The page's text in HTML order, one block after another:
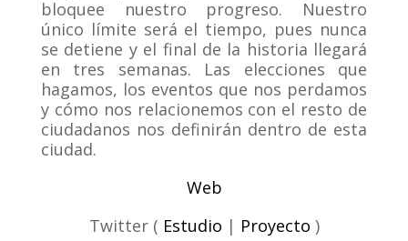
bloquee nuestro progreso. Nuestro
único límite será el tiempo, pues nunca
se detiene y el final de la historia llegará
en tres semanas. Las elecciones que
hagamos, los eventos que nos perdamos
y cómo nos relacionemos con el resto de
ciudadanos nos definirán dentro de esta
ciudad.
Web
Twitter ( Estudio | Proyecto )